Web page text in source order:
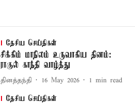
தேசிய செய்திகள்
சிக்கிம் மாநிலம் உருவாகிய தினம்:
ராகுல் காந்தி வாழ்த்து
தினத்தந்தி 16 May 2026 1 min read
தேசிய செய்திகள்